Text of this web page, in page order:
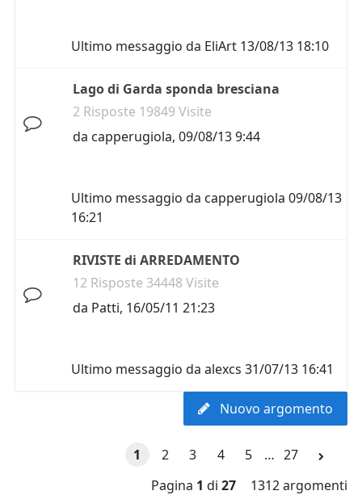
Ultimo messaggio da EliArt 13/08/13 18:10
Lago di Garda sponda bresciana
2 Risposte 19849 Visite
da capperugiola, 09/08/13 9:44
Ultimo messaggio da capperugiola 09/08/13
16:21
RIVISTE di ARREDAMENTO
12 Risposte 34448 Visite
da Patti, 16/05/11 21:23
Ultimo messaggio da alexcs 31/07/13 16:41
Nuovo argomento
1 2 3 4 5 … 27
Pagina 1 di 27 1312 argomenti